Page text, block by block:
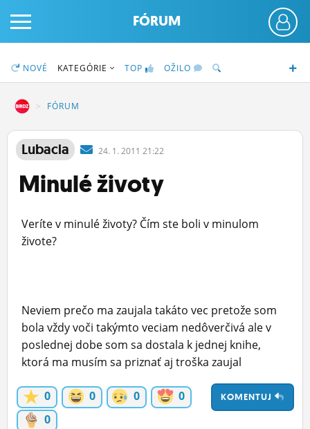
PRIHLÁS SA
ČINŽIAK
ĽUDIA
MÔJ PROFIL
NASTAVENIA
ROLETA
FÓRUM
NOVÉ KATEGÓRIE TOP OŽILO
FÓRUM
Lubacia 24. 1. 2011 21:22
Minulé životy
Veríte v minulé životy? Čím ste boli v minulom
živote?
Neviem prečo ma zaujala takáto vec pretože som
bola vždy voči takýmto veciam nedôverčivá ale v
poslednej dobe som sa dostala k jednej knihe,
ktorá ma musím sa priznať aj troška zaujal
KOMENTUJ
0 0 0
0
0